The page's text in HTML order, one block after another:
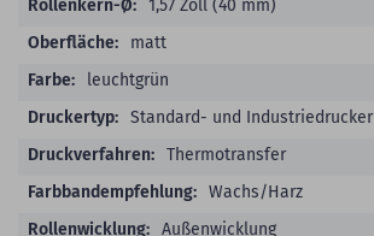
1,57 Zoll (40 mm)
matt
leuchtgrün
Standard- und Industriedrucker
Thermotransfer
Wachs/Harz
Außenwicklung